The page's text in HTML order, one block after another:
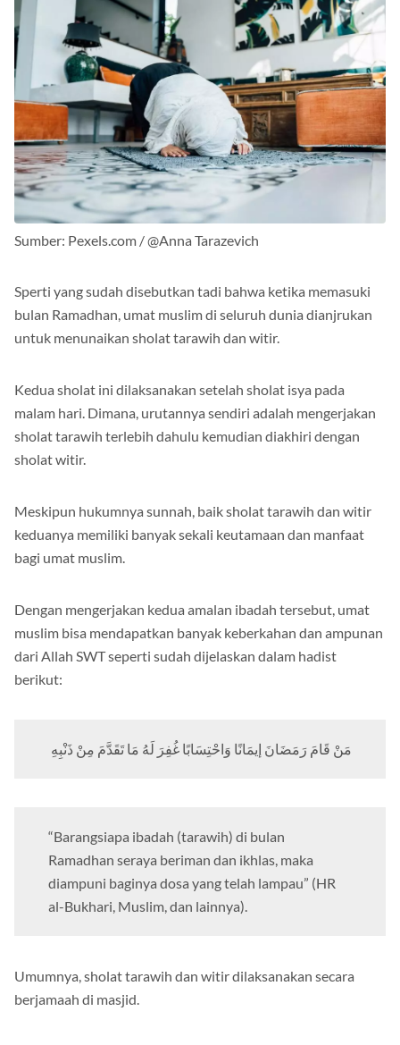
Sumber: Pexels.com / @Anna Tarazevich
Sperti yang sudah disebutkan tadi bahwa ketika memasuki
bulan Ramadhan, umat muslim di seluruh dunia dianjrukan
untuk menunaikan sholat tarawih dan witir.
Kedua sholat ini dilaksanakan setelah sholat isya pada
malam hari. Dimana, urutannya sendiri adalah mengerjakan
sholat tarawih terlebih dahulu kemudian diakhiri dengan
sholat witir.
Meskipun hukumnya sunnah, baik sholat tarawih dan witir
keduanya memiliki banyak sekali keutamaan dan manfaat
bagi umat muslim.
Dengan mengerjakan kedua amalan ibadah tersebut, umat
muslim bisa mendapatkan banyak keberkahan dan ampunan
dari Allah SWT seperti sudah dijelaskan dalam hadist
berikut:
مَنْ قَامَ رَمَضَانَ إيمَانًا وَاحْتِسَابًا غُفِرَ لَهُ مَا تَقَدَّمَ مِنْ ذَنْبِهِ
“Barangsiapa ibadah (tarawih) di bulan
Ramadhan seraya beriman dan ikhlas, maka
diampuni baginya dosa yang telah lampau” (HR
al-Bukhari, Muslim, dan lainnya).
Umumnya, sholat tarawih dan witir dilaksanakan secara
berjamaah di masjid.